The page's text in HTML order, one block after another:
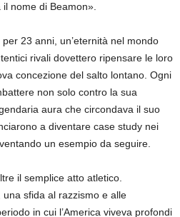
nome di Beamon».
23 anni, un’eternità nel mondo
rivali dovettero ripensare le loro
concezione del salto lontano. Ogni
non solo contro la sua
aura che circondava il suo
a diventare case study nei
un esempio da seguire.
il semplice atto atletico.
sfida al razzismo e alle
in cui l’America viveva profondi